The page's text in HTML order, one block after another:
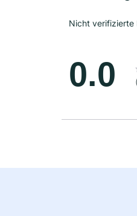
Nicht verifizierte
0.0